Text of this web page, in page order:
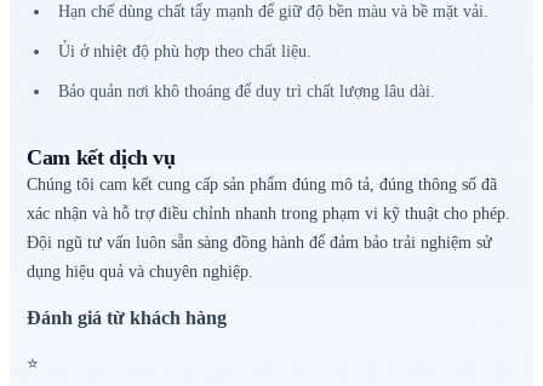
Hạn chế dùng chất tẩy mạnh để giữ độ bền màu và bề mặt vải.
Ủi ở nhiệt độ phù hợp theo chất liệu.
Bảo quản nơi khô thoáng để duy trì chất lượng lâu dài.
Cam kết dịch vụ
Chúng tôi cam kết cung cấp sản phẩm đúng mô tả, đúng thông số đã
xác nhận và hỗ trợ điều chỉnh nhanh trong phạm vi kỹ thuật cho phép.
Đội ngũ tư vấn luôn sẵn sàng đồng hành để đảm bảo trải nghiệm sử
dụng hiệu quả và chuyên nghiệp.
Đánh giá từ khách hàng
⭐